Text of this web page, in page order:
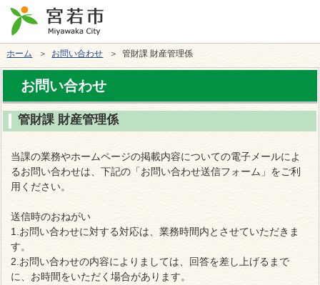
ホーム ＞ お問い合わせ ＞ 管財課 財産管理係
お問い合わせ
管財課 財産管理係
当課の業務やホームページの掲載内容についての電子メールによ
るお問い合わせは、下記の「お問い合わせ送信フォーム」をご利
用ください。
送信時のおねがい
1.お問い合わせに対する対応は、業務時間内とさせていただきま
す。
2.お問い合わせの内容によりましては、回答を差し上げるまで
に、お時間をいただく場合があります。